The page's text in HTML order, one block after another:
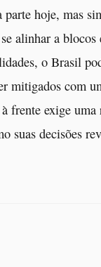
hoje, mas
alinhar a
o Brasil
mitigados com
frente exige
suas decisões